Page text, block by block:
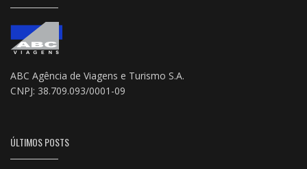
ABC Agência de Viagens e Turismo S.A.
CNPJ: 38.709.093/0001-09
ÚLTIMOS POSTS